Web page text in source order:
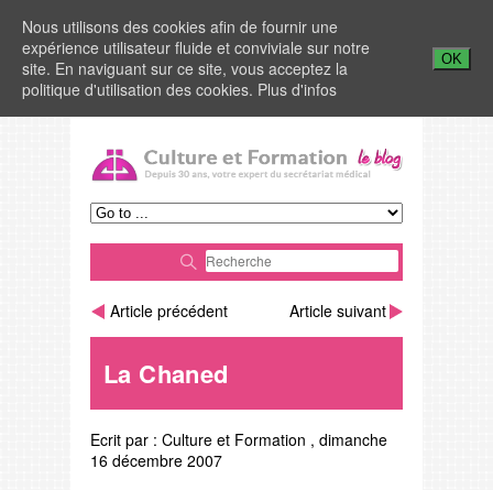
Article précédent Article suivant
La Chaned
Ecrit par : Culture et Formation , dimanche
16 décembre 2007
Nous utilisons des cookies afin de fournir une
expérience utilisateur fluide et conviviale sur notre
site. En naviguant sur ce site, vous acceptez la
politique d'utilisation des cookies. Plus d'infos
OK